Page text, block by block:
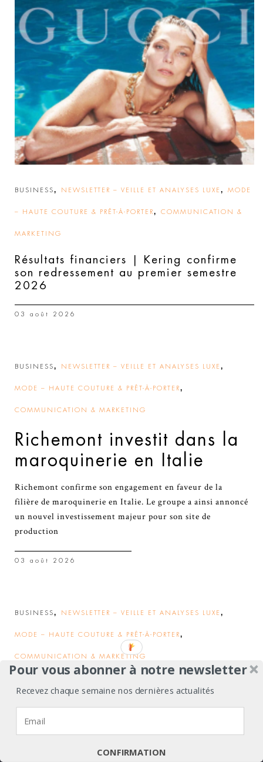
BUSINESS, NEWSLETTER – VEILLE ET ANALYSES LUXE , MODE
– HAUTE COUTURE & PRÊT-À-PORTER, COMMUNICATION &
MARKETING
Résultats financiers | Kering confirme
son redressement au premier semestre
2026
03 août 2026
BUSINESS, NEWSLETTER – VEILLE ET ANALYSES LUXE ,
MODE – HAUTE COUTURE & PRÊT-À-PORTER,
COMMUNICATION & MARKETING
Richemont investit dans la
maroquinerie en Italie
Richemont confirme son engagement en faveur de la
filière de maroquinerie en Italie. Le groupe a ainsi annoncé
un nouvel investissement majeur pour son site de
production
03 août 2026
BUSINESS, NEWSLETTER – VEILLE ET ANALYSES LUXE ,
MODE – HAUTE COUTURE & PRÊT-À-PORTER,
COMMUNICATION & MARKETING
The Row, Zimmermann,
Tom Ford Fashion et Alaïa
rejoignent la Fédération
de la Haute Couture et de
Pour vous abonner à notre newsletter
Recevez chaque semaine nos dernières actualités
CONFIRMATION